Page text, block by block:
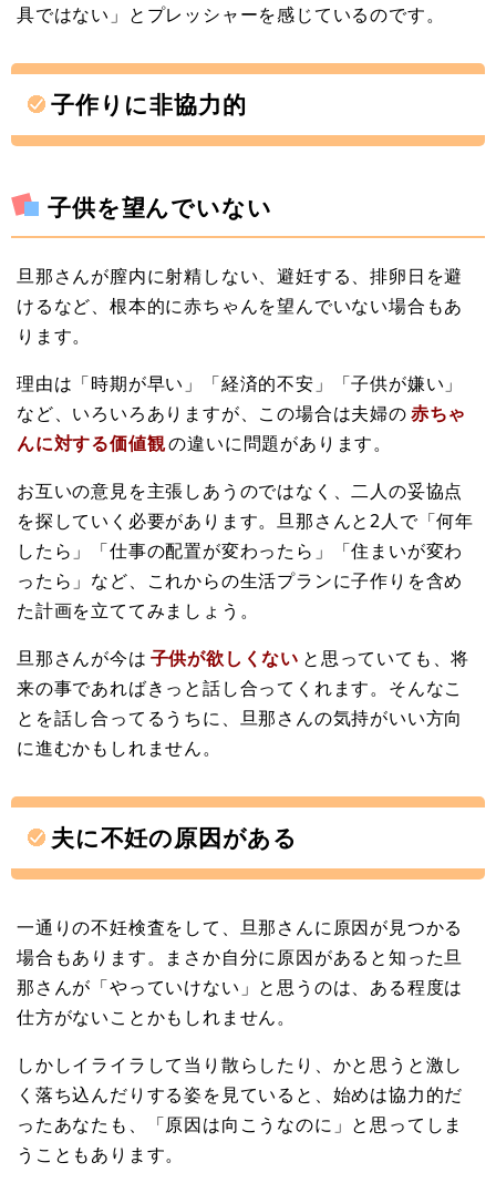
具ではない」とプレッシャーを感じているのです。
子作りに非協力的
子供を望んでいない
旦那さんが膣内に射精しない、避妊する、排卵日を避
けるなど、根本的に赤ちゃんを望んでいない場合もあ
ります。
理由は「時期が早い」「経済的不安」「子供が嫌い」
など、いろいろありますが、この場合は夫婦の赤ちゃ
んに対する価値観の違いに問題があります。
お互いの意見を主張しあうのではなく、二人の妥協点
を探していく必要があります。旦那さんと2人で「何年
したら」「仕事の配置が変わったら」「住まいが変わ
ったら」など、これからの生活プランに子作りを含め
た計画を立ててみましょう。
旦那さんが今は 子供が欲しくない と思っていても、将
来の事であればきっと話し合ってくれます。そんなこ
とを話し合ってるうちに、旦那さんの気持がいい方向
に進むかもしれません。
夫に不妊の原因がある
一通りの不妊検査をして、旦那さんに原因が見つかる
場合もあります。まさか自分に原因があると知った旦
那さんが「やっていけない」と思うのは、ある程度は
仕方がないことかもしれません。
しかしイライラして当り散らしたり、かと思うと激し
く落ち込んだりする姿を見ていると、始めは協力的だ
ったあなたも、「原因は向こうなのに」と思ってしま
うこともあります。